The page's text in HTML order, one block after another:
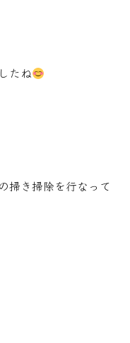
たね
掃き掃除を行なって